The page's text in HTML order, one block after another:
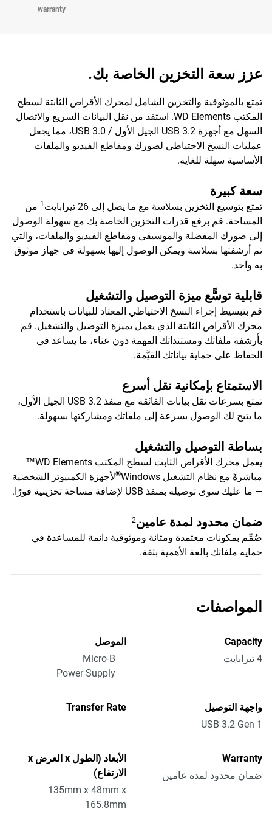
warranty
عزز سعة التخزين الخاصة بك.
تمتع بالموثوقية والتخزين الشامل لمحرك الأقراص الثابتة لسطح
المكتب WD Elements. استفد من نقل البيانات السريع والاتصال
السهل مع أجهزة USB 3.2 الجيل الأول / USB 3.0، مما يجعل
عمليات النسخ الاحتياطي لصورك ومقاطع الفيديو والملفات
الأساسية سهلة للغاية.
سعة كبيرة
تمتع بتوسيع التخزين بسلاسة مع ما يصل إلى 26 تيرابايت 1 من
المساحة. قم برفع قدرات التخزين الخاصة بك مع سهولة الوصول
إلى صورك المفضلة والموسيقى ومقاطع الفيديو والملفات، والتي
تم أرشفتها بسلاسة ويمكن الوصول إليها بسهولة في جهاز موثوق
به واحد.
قابلية توسًّع ميزة التوصيل والتشغيل
قم بتبسيط إجراء النسخ الاحتياطي المعتاد للبيانات باستخدام
محرك الأقراص الثابتة الذي يعمل بميزة التوصيل والتشغيل. قم
بأرشفة ملفاتك ومستنداتك المهمة دون عناء، ما يساعد في
الحفاظ على حماية بياناتك القيَّمة.
الاستمتاع بإمكانية نقل أسرع
تمتع بسرعات نقل بيانات الفائقة مع منفذ USB 3.2 الجيل الأول،
ما يتيح لك الوصول بسرعة إلى ملفاتك ومشاركتها بسهولة.
بساطة التوصيل والتشغيل
يعمل محرك الأقراص الثابت لسطح المكتب WD Elements™
مباشرةً مع نظام التشغيل Windows
®لأجهزة الكمبيوتر الشخصية
— ما عليك سوى توصيله بمنفذ USB لإضافة مساحة تخزينية فورًا.
ضمان محدود لمدة عامين2
صُمِّم بمكونات معتمدة ومتانة وموثوقية دائمة للمساعدة في
حماية ملفاتك بالغة الأهمية بثقة.
المواصفات
Capacity
4 تيرابايت
الموصل
Micro-B
Power Supply
واجهة التوصيل
USB 3.2 Gen 1
Transfer Rate
Warranty
ضمان محدود لمدة عامين
الأبعاد (الطول x العرض x
الارتفاع)
135mm x 48mm x
165.8mm